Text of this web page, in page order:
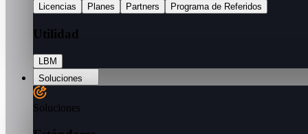
Licencias Planes Partners Programa de Referidos
Utilidad
LBM
Soluciones
Soluciones